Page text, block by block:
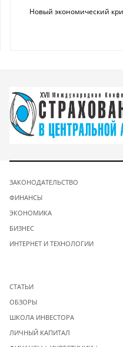
Новый экономический
ЗАКОНОДАТЕЛЬСТВО
ФИНАНСЫ
ЭКОНОМИКА
БИЗНЕС
ИНТЕРНЕТ И ТЕХНОЛОГИИ
СТАТЬИ
ОБЗОРЫ
ШКОЛА ИНВЕСТОРА
ЛИЧНЫЙ КАПИТАЛ